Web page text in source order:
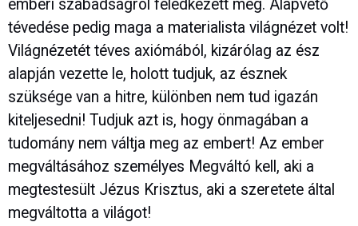
emberi szabadságról feledkezett meg. Alapvető
tévedése pedig maga a materialista világnézet volt!
Világnézetét téves axiómából, kizárólag az ész
alapján vezette le, holott tudjuk, az észnek
szüksége van a hitre, különben nem tud igazán
kiteljesedni! Tudjuk azt is, hogy önmagában a
tudomány nem váltja meg az embert! Az ember
megváltásához személyes Megváltó kell, aki a
megtestesült Jézus Krisztus, aki a szeretete által
megváltotta a világot!